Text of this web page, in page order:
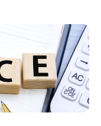
、インプラントは
、入れ歯
り「自然な見た
な噛み心地を得ら
半世紀以上にわた
ールオン4・総入
ー）」について解
徴についてもご紹
チャー】 1）